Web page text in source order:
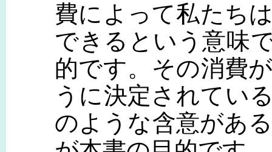
費によって私たち
できるという意味
的です。その消費
うに決定されてい
のような含意があ